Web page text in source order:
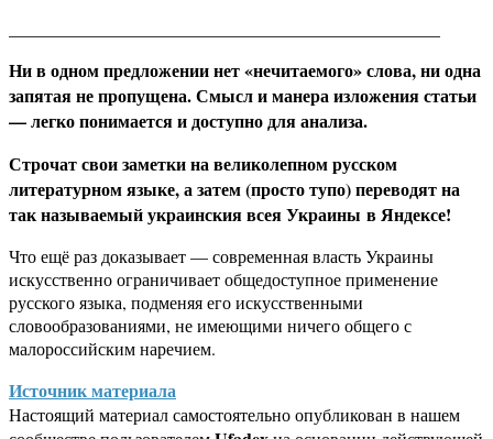
Ни в одном предложении нет «нечитаемого» слова, ни одна
запятая не пропущена. Смысл и манера изложения статьи
— легко понимается и доступно для анализа.
Строчат свои заметки на великолепном русском
литературном языке, а затем (просто тупо) переводят на
так называемый украинския всея Украины в Яндексе!
Что ещё раз доказывает — современная власть Украины
искусственно ограничивает общедоступное применение
русского языка, подменяя его искусственными
словообразованиями, не имеющими ничего общего с
малороссийским наречием.
Источник материала
Настоящий материал самостоятельно опубликован в нашем